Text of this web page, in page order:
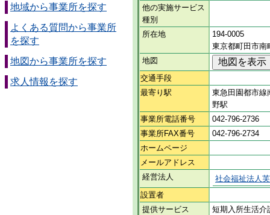
地域から事業所を探す
よくある質問から事業所
を探す
地図から事業所を探す
求人情報を探す
他の実施サービス
種別
所在地
194-0005
東京都町田市南
地図
交通手段
最寄り駅
東急田園都市
野駅
事業所電話番号
042-796-2736
事業所FAX番号
042-796-2734
ホームページ
メールアドレス
経営法人
社会福祉法人
設置者
提供サービス
短期入所生活